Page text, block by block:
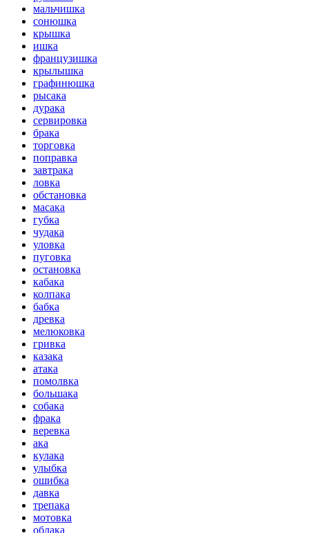
мальчишка
сонюшка
крышка
ишка
французишка
крылышка
графинюшка
рысака
дурака
сервировка
брака
торговка
поправка
завтрака
ловка
обстановка
масака
губка
чудака
уловка
пуговка
остановка
кабака
колпака
бабка
древка
мелюковка
гривка
казака
атака
помолвка
большака
собака
фрака
веревка
ака
кулака
улыбка
ошибка
давка
трепака
мотовка
облака